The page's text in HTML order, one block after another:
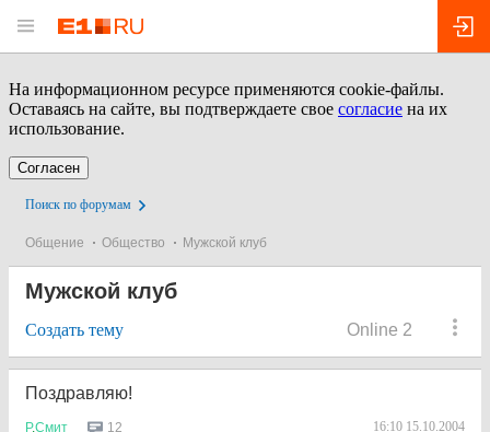
На информационном ресурсе применяются cookie-файлы.
Оставаясь на сайте, вы подтверждаете свое согласие на их
использование.
Согласен
Поиск по форумам
Общение Общество Мужской клуб
Мужской клуб
Online 2
Создать тему
Поздравляю!
Р.Смит 12 16:10 15.10.2004